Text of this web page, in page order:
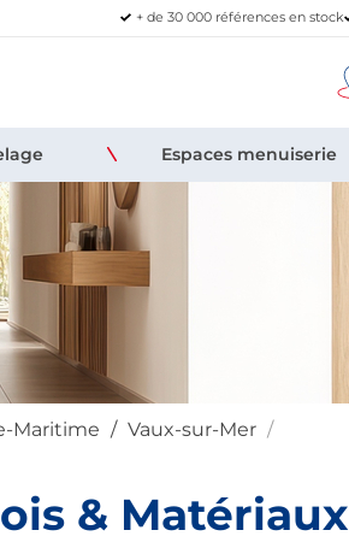
+ de 30 000 références en stock
Espaces menuiserie
Maritime
Vaux-sur-Mer
& Matériaux